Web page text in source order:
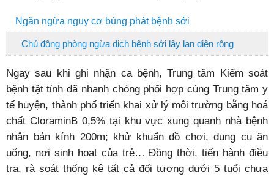
Ngăn ngừa nguy cơ bùng phát bệnh sởi
Chủ động phòng ngừa dịch bệnh sởi lây lan diện rộng
Ngay sau khi ghi nhận ca bệnh, Trung tâm Kiểm soát
bệnh tật tỉnh đã nhanh chóng phối hợp cùng Trung tâm y
tế huyện, thành phố triển khai xử lý môi trường bằng hoá
chất CloraminB 0,5% tại khu vực xung quanh nhà bệnh
nhân bán kính 200m; khử khuẩn đồ chơi, dụng cụ ăn
uống, nơi sinh hoạt của trẻ… Đồng thời, tiến hành điều
tra, rà soát thống kê tất cả đối tượng dưới 5 tuổi chưa